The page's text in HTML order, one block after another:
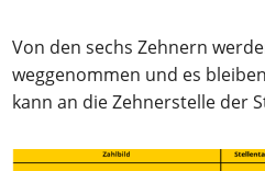
Von den sechs Zehnern
weggenommen und es
kann an die Zehnerstelle der